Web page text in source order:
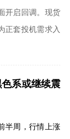
开启回调。现货
正套投机需求入
系或继续震
半周，行情上涨